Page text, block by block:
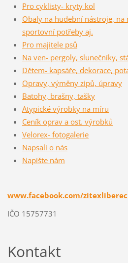
Pro cyklisty- kryty kol
Obaly na hudební nástroje,
sportovní potřeby aj.
Pro majitele psů
Na ven- pergoly, slunečníky,
Dětem- kapsáře, dekorace,
Opravy, výměny zipů, úpravy
Batohy, brašny, tašky
Atypické výrobky na míru
Ceník oprav a ost. výrobků
Velorex- fotogalerie
Napsali o nás
Napište nám
www.facebook.com/zitexliberec
IČO 15757731
Kontakt